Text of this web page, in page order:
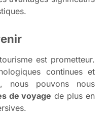
est prometteur.
continues et
nous pouvons nous
de voyage de plus en